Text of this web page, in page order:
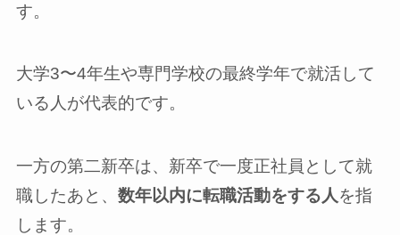
す。
大学3〜4年生や専門学校の最終学年で就活して
いる人が代表的です。
一方の第二新卒は、新卒で一度正社員として就
職したあと、 数年以内に転職活動をする人 を指
します。